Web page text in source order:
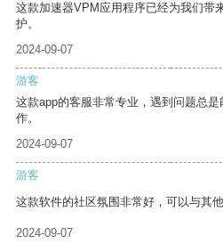
这款加速器VPM应用程序已经为我们带
护。
2024-09-07
游客
这款app的客服非常专业，遇到问题总
作。
2024-09-07
游客
这款软件的社区氛围非常好，可以与其
2024-09-07